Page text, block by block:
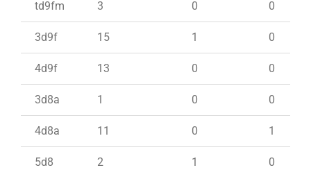
td9fm 3 0 0
3d9f 15 1 0
4d9f 13 0 0
3d8a 1 0 0
4d8a 11 0 1
5d8 2 1 0